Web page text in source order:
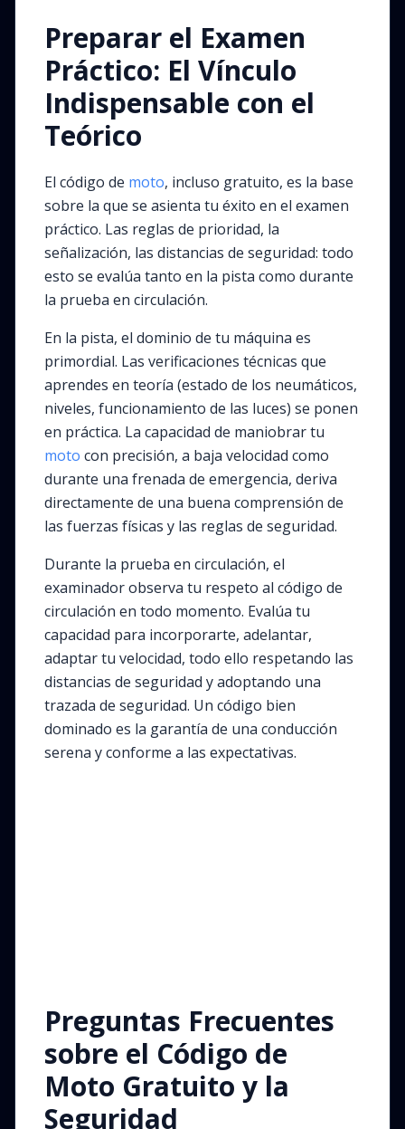
Preparar el Examen
Práctico: El Vínculo
Indispensable con el
Teórico
El código de moto, incluso gratuito, es la base
sobre la que se asienta tu éxito en el examen
práctico. Las reglas de prioridad, la
señalización, las distancias de seguridad: todo
esto se evalúa tanto en la pista como durante
la prueba en circulación.
En la pista, el dominio de tu máquina es
primordial. Las verificaciones técnicas que
aprendes en teoría (estado de los neumáticos,
niveles, funcionamiento de las luces) se ponen
en práctica. La capacidad de maniobrar tu
moto con precisión, a baja velocidad como
durante una frenada de emergencia, deriva
directamente de una buena comprensión de
las fuerzas físicas y las reglas de seguridad.
Durante la prueba en circulación, el
examinador observa tu respeto al código de
circulación en todo momento. Evalúa tu
capacidad para incorporarte, adelantar,
adaptar tu velocidad, todo ello respetando las
distancias de seguridad y adoptando una
trazada de seguridad. Un código bien
dominado es la garantía de una conducción
serena y conforme a las expectativas.
Preguntas Frecuentes
sobre el Código de
Moto Gratuito y la
Seguridad